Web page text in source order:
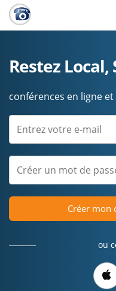
Restez Local,
conférences en ligne
Créer mon
ou